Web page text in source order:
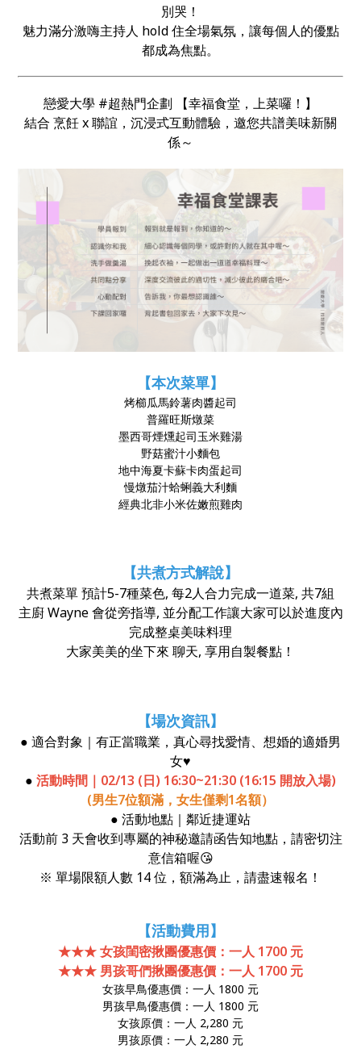
別哭！
魅力滿分激嗨主持人 hold 住全場氣氛，讓每個人的優點
都成為焦點。
戀愛大學 #超熱門企劃 【幸福食堂，上菜囉！】
結合 烹飪 x 聯誼，沉浸式互動體驗，邀您共譜美味新關
係～
【本次菜單】
烤櫛瓜馬鈴薯肉醬起司
普羅旺斯燉菜
墨西哥煙燻起司玉米雞湯
野菇蜜汁小麵包
地中海夏卡蘇卡肉蛋起司
慢燉茄汁蛤蜊義大利麵
經典北非小米佐嫩煎雞肉
【共煮方式解說】
共煮菜單 預計5-7種菜色, 每2人合力完成一道菜, 共7組
主廚 Wayne 會從旁指導, 並分配工作讓大家可以於進度內
完成整桌美味料理
大家美美的坐下來 聊天, 享用自製餐點！
【場次資訊】
● 適合對象｜有正當職業，真心尋找愛情、想婚的適婚男
女♥
● 活動時間｜02/13 (日) 16:30~21:30 (16:15 開放入場)
(男生7位額滿，女生僅剩1名額）
● 活動地點｜鄰近捷運站
活動前 3 天會收到專屬的神秘邀請函告知地點，請密切注
意信箱喔😘
※ 單場限額人數 14 位，額滿為止，請盡速報名！
【活動費用】
★★★ 女孩閨密揪團優惠價：一人 1700 元
★★★ 男孩哥們揪團優惠價：一人 1700 元
女孩早鳥優惠價：一人 1800 元
男孩早鳥優惠價：一人 1800 元
女孩原價：一人 2,280 元
男孩原價：一人 2,280 元